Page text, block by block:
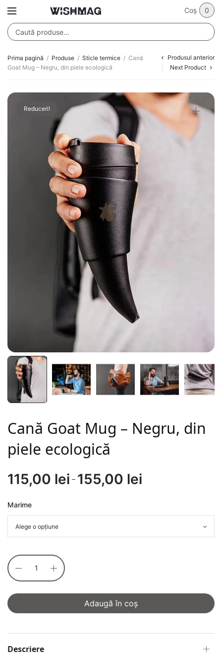
Coș 0
Prima pagină / Produse / Sticle termice / Cană
Goat Mug – Negru, din piele ecologică
Produsul anterior
Next Product
Reduceri!
Cană Goat Mug – Negru, din
piele ecologică
115,00 lei – 155,00 lei
Marime
Adaugă în coș
Descriere